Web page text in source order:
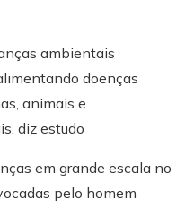
em grande escala no
pelo homem